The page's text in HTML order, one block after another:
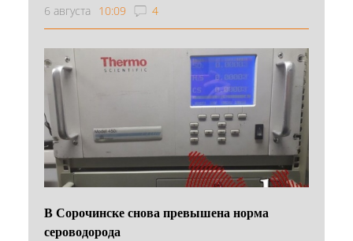
6 августа 10:09 4
В Сорочинске снова превышена норма
сероводорода